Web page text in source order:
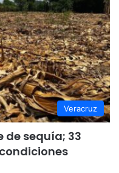
Veracruz
de sequía; 33